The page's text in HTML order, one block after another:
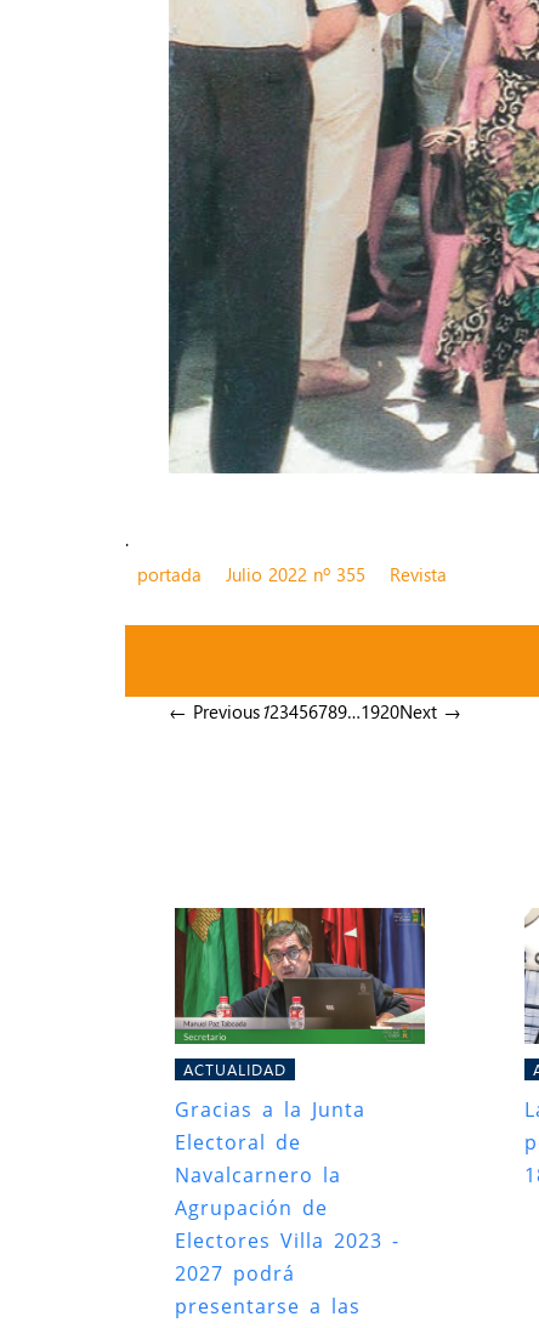
.
portada
Julio 2022 nº 355 Revista
← Previous123456789…1920Next →
ACTUALIDAD
Gracias a la Junta
Electoral de
Navalcarnero la
Agrupación de
Electores Villa 2023 -
2027 podrá
presentarse a las